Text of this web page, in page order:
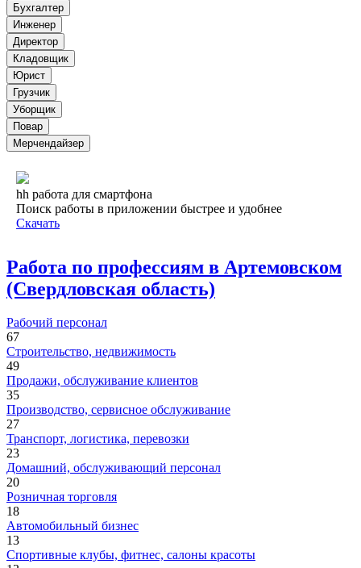
Бухгалтер
Инженер
Директор
Кладовщик
Юрист
Грузчик
Уборщик
Повар
Мерчендайзер
hh работа для смартфона
Поиск работы в приложении быстрее и удобнее
Скачать
Работа по профессиям в Артемовском
(Свердловская область)
Рабочий персонал
67
Строительство, недвижимость
49
Продажи, обслуживание клиентов
35
Производство, сервисное обслуживание
27
Транспорт, логистика, перевозки
23
Домашний, обслуживающий персонал
20
Розничная торговля
18
Автомобильный бизнес
13
Спортивные клубы, фитнес, салоны красоты